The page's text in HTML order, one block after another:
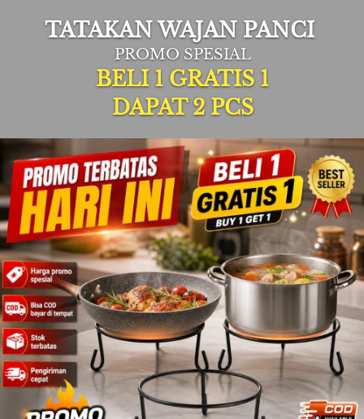
TATAKAN WAJAN PANCI
PROMO SPESIAL
BELI 1 GRATIS 1
DAPAT 2 PCS